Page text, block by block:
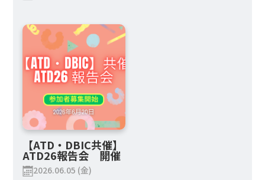
【ATD・DBIC共催】
ATD26報告会 開催
2026.06.05 (金)